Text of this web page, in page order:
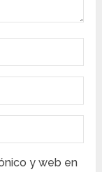
y web en